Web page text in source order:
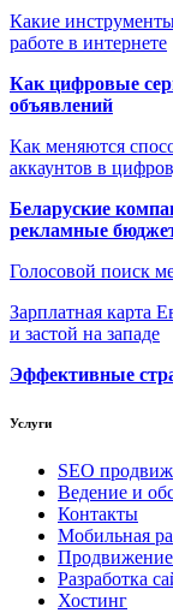
Какие
работе в интернете
Как цифровые
объявлений
Как меняются
аккаунтов в
Беларуские
рекламные
Голосовой поиск
Зарплатная карта
и застой на западе
Эффективные
Услуги
SEO
Ведение и
Контакты
Мобильная
Продвижение
Разработка
Хостинг